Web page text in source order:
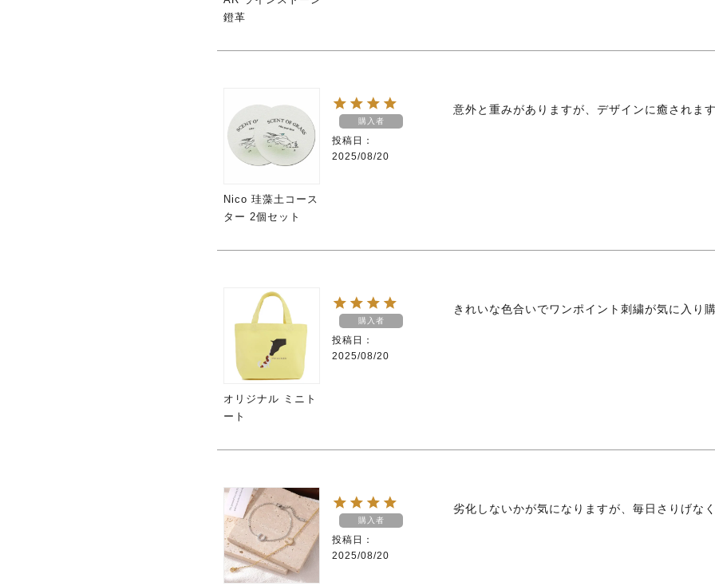
鐙革
Nico 珪藻土コース
ター 2個セット
購入者
投稿日
2025/08/20
意外と重みがありますが、デザインに癒されま
オリジナル ミニト
ート
購入者
投稿日
2025/08/20
きれいな色合いでワンポイント刺繍が気に入り
購入者
投稿日
2025/08/20
劣化しないかが気になりますが、毎日さりげな